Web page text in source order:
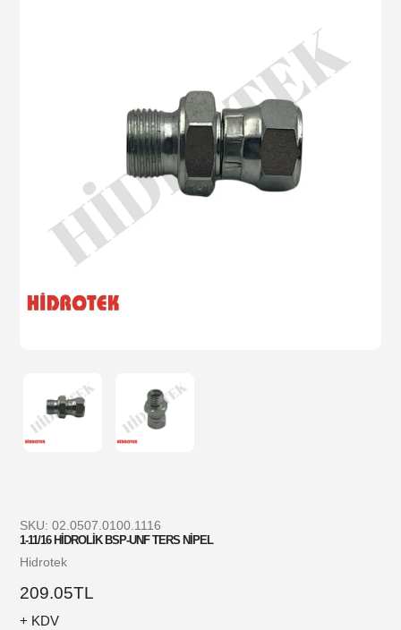
SKU: 02.0507.0100.1116
1-11/16 HİDROLİK BSP-UNF TERS NİPEL
Satıcı
Hidrotek
Normal
fiyat
209.05TL
+ KDV